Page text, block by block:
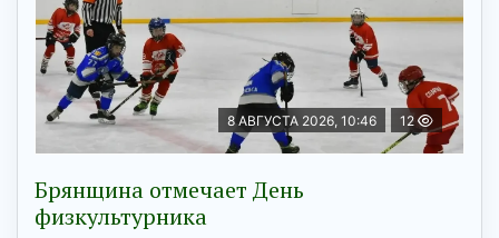
8 АВГУСТА 2026, 10:46 12
Брянщина отмечает День
физкультурника